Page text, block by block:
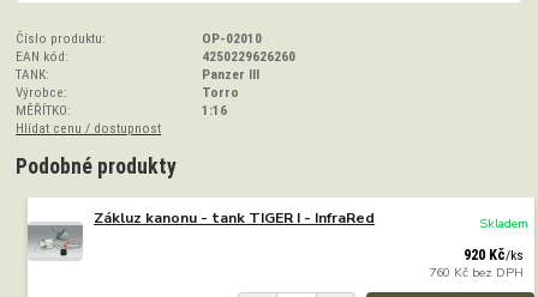
Číslo produktu:
OP-02010
EAN kód:
4250229626260
TANK:
Panzer III
Výrobce:
Torro
MĚŘÍTKO:
1:16
Hlídat cenu / dostupnost
Podobné produkty
Zákluz kanonu - tank TIGER I - InfraRed
920 Kč/ks
760 Kč bez DPH
Skladem